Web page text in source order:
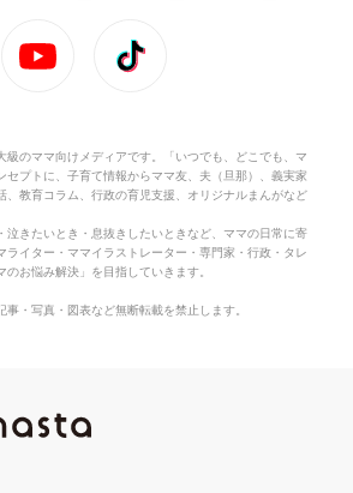
級のママ向けメディアです。「いつでも、どこでも、マ
セプトに、子育て情報からママ友、夫（旦那）、義実家
、教育コラム、行政の育児支援、オリジナルまんがなど
泣きたいとき・息抜きしたいときなど、ママの日常に寄
ライター・ママイラストレーター・専門家・行政・タレ
お悩み解決」を目指していきます。
・写真・図表など無断転載を禁止します。